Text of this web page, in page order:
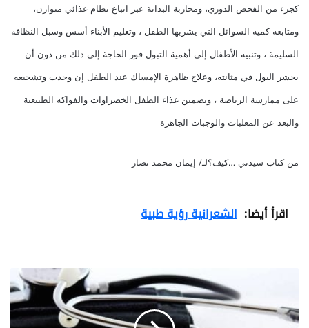
كجزء من الفحص الدوري، ومحاربة البدانة عبر اتباع نظام غذائي متوازن،
ومتابعة كمية السوائل التي يشربها الطفل ، وتعليم الأبناء أسس وسبل النظافة
السليمة ، وتنبيه الأطفال إلى أهمية التبول فور الحاجة إلى ذلك من دون أن
يحشر البول في مثانته، وعلاج ظاهرة الإمساك عند الطفل إن وجدت وتشجيعه
على ممارسة الرياضة ، وتضمين غذاء الطفل الخضراوات والفواكه الطبيعية
والبعد عن المعلبات والوجبات الجاهزة
من كتاب سيدتي …كيف؟لـ/ إيمان محمد نصار
اقرأ أيضا: الشعرانية رؤية طبية
ا
م